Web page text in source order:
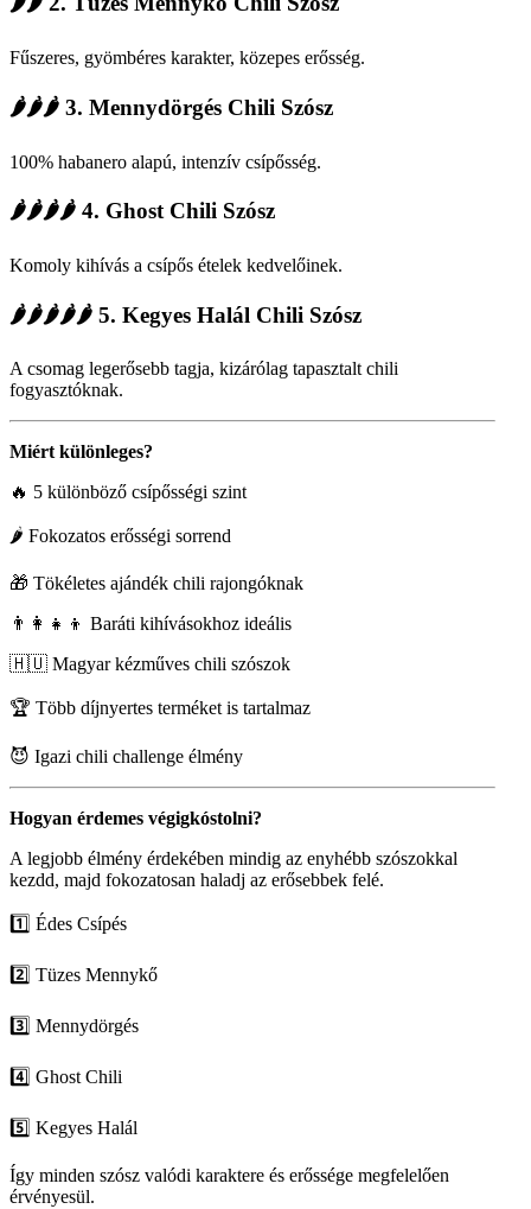
Fűszeres, gyömbéres karakter, közepes erősség.
🌶🌶🌶 3. Mennydörgés Chili Szósz
100% habanero alapú, intenzív csípősség.
🌶🌶🌶🌶 4. Ghost Chili Szósz
Komoly kihívás a csípős ételek kedvelőinek.
🌶🌶🌶🌶🌶 5. Kegyes Halál Chili Szósz
A csomag legerősebb tagja, kizárólag tapasztalt chili
fogyasztóknak.
Miért különleges?
🔥 5 különböző csípősségi szint
🌶 Fokozatos erősségi sorrend
🎁 Tökéletes ajándék chili rajongóknak
👨‍👩‍👧‍👦 Baráti kihívásokhoz ideális
🇭🇺 Magyar kézműves chili szószok
🏆 Több díjnyertes terméket is tartalmaz
😈 Igazi chili challenge élmény
Hogyan érdemes végigkóstolni?
A legjobb élmény érdekében mindig az enyhébb szószokkal
kezdd, majd fokozatosan haladj az erősebbek felé.
1️⃣ Édes Csípés
2️⃣ Tüzes Mennykő
3️⃣ Mennydörgés
4️⃣ Ghost Chili
5️⃣ Kegyes Halál
Így minden szósz valódi karaktere és erőssége megfelelően
érvényesül.